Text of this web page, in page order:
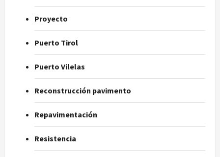
Proyecto
Puerto Tirol
Puerto Vilelas
Reconstrucción pavimento
Repavimentación
Resistencia